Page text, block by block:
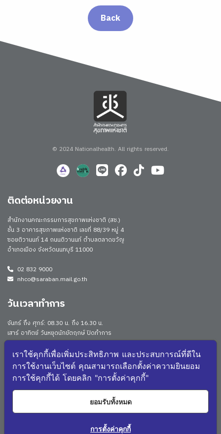
Back
© 2024 Nationalhealth. All rights reserved.
ติดต่อหน่วยงาน
สำนักงานคณะกรรมการสุขภาพแห่งชาติ (สช.)
ชั้น 3 อาคารสุขภาพแห่งชาติ เลขที่ 88/39 หมู่ 4
ซอยติวานนท์ 14 ถนนติวานนท์ ตำบลตลาดขวัญ
อำเภอเมือง จังหวัดนนทบุรี 11000
02 832 9000
nhco@saraban.mail.go.th
วันเวลาทำการ
จันทร์ ถึง ศุกร์: 08.30 น. ถึง 16.30 น.
เสาร์ อาทิตย์ วันหยุดนักขัตฤกษ์ ปิดทำการ
Work From Anywhere (WFA)/ Work From Home (WFH)
ดูประกาศนโยบาย
จำนวนผู้เยี่ยมชม: 172855
จำนวนผู้เยี่ยมชม (วันนี้): 1979
แผนผังเว็บไซต์
3295
เราใช้คุกกี้เพื่อเพิ่มประสิทธิภาพ และประสบการณ์ที่ดีใน
การใช้งานเว็บไซต์ คุณสามารถเลือกตั้งค่าความยินยอม
การใช้คุกกี้ได้ โดยคลิก "การตั้งค่าคุกกี้"
ยอมรับทั้งหมด
การตั้งค่าคุกกี้